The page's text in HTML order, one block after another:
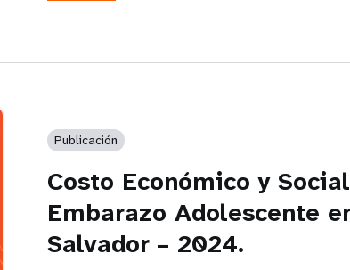
Publicación
Costo Económico y
Embarazo Adolescente
Salvador – 2024.